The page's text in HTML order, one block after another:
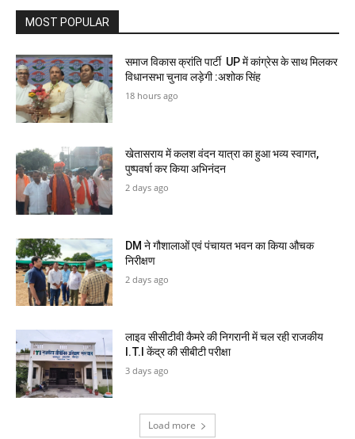
MOST POPULAR
समाज विकास क्रांति पार्टी UP में कांग्रेस के साथ मिलकर
विधानसभा चुनाव लड़ेगी :अशोक सिंह
18 hours ago
खेतासराय में कलश वंदन यात्रा का हुआ भव्य स्वागत,
पुष्पवर्षा कर किया अभिनंदन
2 days ago
DM ने गौशालाओं एवं पंचायत भवन का किया औचक
निरीक्षण
2 days ago
लाइव सीसीटीवी कैमरे की निगरानी में चल रही राजकीय
I.T.I केंद्र की सीबीटी परीक्षा
3 days ago
Load more